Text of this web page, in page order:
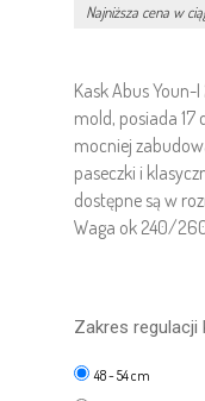
Najniższa cena w
Kask Abus
mold, posiada
mocniej
paseczki i
dostępne są w
Waga ok 240/
Zakres regulacji
48 - 54 cm